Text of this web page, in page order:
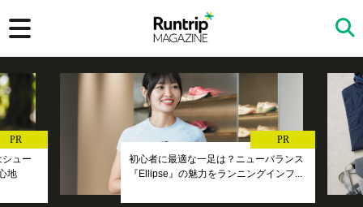
検索
PR
ュー
地
PR
初心者に最適な一足は？ニューバランス
『Ellipse』の魅力をランニングインフ...